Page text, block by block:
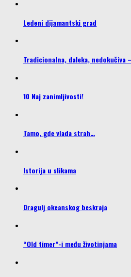
Ledeni dijamantski grad
Tradicionalna, daleka, nedokučiva
10 Naj zanimljivosti!
Tamo, gde vlada strah…
Istorija u slikama
Dragulj okeanskog beskraja
“Old timer”-i među životinjama